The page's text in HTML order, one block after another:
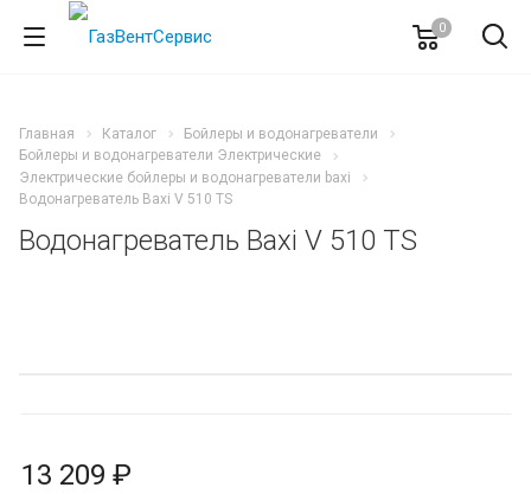
0
Главная Каталог
Бойлеры и водонагреватели
Бойлеры и водонагреватели Электрические
Электрические бойлеры и водонагреватели baxi
Водонагреватель Baxi V 510 TS
Водонагреватель Baxi V 510 TS
13 209 ₽